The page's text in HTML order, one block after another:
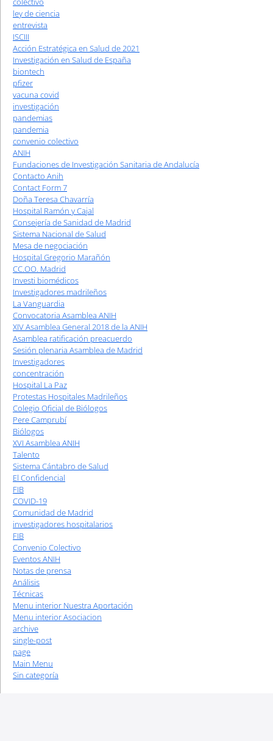
ley de ciencia
entrevista
ISCIII
Acción Estratégica en Salud de 2021
Investigación en Salud de España
biontech
pfizer
vacuna covid
investigación
pandemias
pandemia
convenio colectivo
ANIH
Fundaciones de Investigación Sanitaria de Andalucía
Contacto Anih
Contact Form 7
Doña Teresa Chavarría
Hospital Ramón y Cajal
Consejería de Sanidad de Madrid
Sistema Nacional de Salud
Mesa de negociación
Hospital Gregorio Marañón
CC.OO. Madrid
Investi biomédicos
Investigadores madrileños
La Vanguardia
Convocatoria Asamblea ANIH
XIV Asamblea General 2018 de la ANIH
Asamblea ratificación preacuerdo
Sesión plenaria Asamblea de Madrid
Investigadores
concentración
Hospital La Paz
Protestas Hospitales Madrileños
Colegio Oficial de Biólogos
Pere Camprubí
Biólogos
XVI Asamblea ANIH
Talento
Sistema Cántabro de Salud
El Confidencial
FIB
COVID-19
Comunidad de Madrid
investigadores hospitalarios
FIB
Convenio Colectivo
Eventos ANIH
Notas de prensa
Análisis
Técnicas
Menu interior Nuestra Aportación
Menu interior Asociacion
archive
single-post
page
Main Menu
Sin categoría